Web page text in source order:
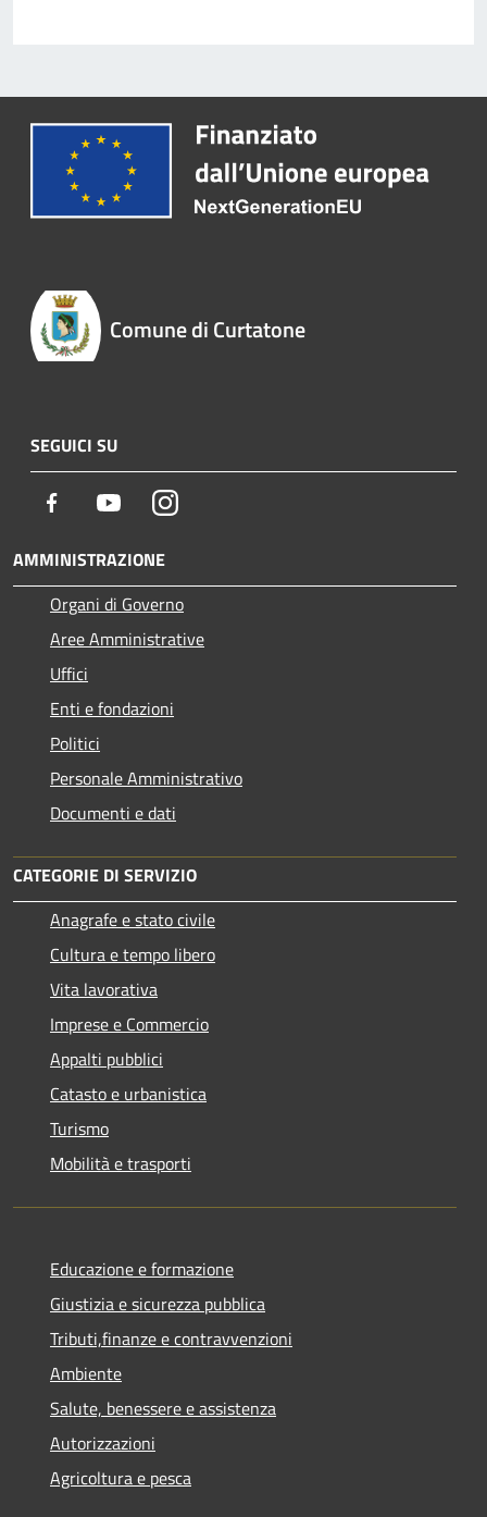
Comune di Curtatone
SEGUICI SU
Facebook YoutubeInstagram
AMMINISTRAZIONE
Organi di Governo
Aree Amministrative
Uffici
Enti e fondazioni
Politici
Personale Amministrativo
Documenti e dati
CATEGORIE DI SERVIZIO
Anagrafe e stato civile
Cultura e tempo libero
Vita lavorativa
Imprese e Commercio
Appalti pubblici
Catasto e urbanistica
Turismo
Mobilità e trasporti
Educazione e formazione
Giustizia e sicurezza pubblica
Tributi,finanze e contravvenzioni
Ambiente
Salute, benessere e assistenza
Autorizzazioni
Agricoltura e pesca